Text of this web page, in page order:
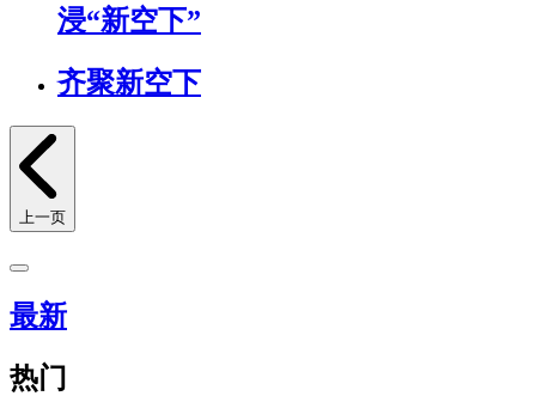
浸“新空下”
齐聚新空下
上一页
最新
热门